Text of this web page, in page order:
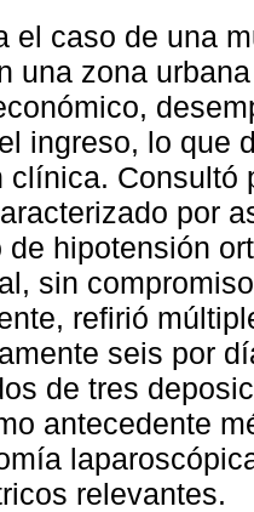
el caso de una
una zona
ingreso, lo que
clínica. Consultó
por
de hipotensión
sin
refirió
seis por
de tres
antecedente
relevantes.